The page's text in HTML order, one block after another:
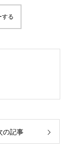
シーポリシー 会社
する
の記事